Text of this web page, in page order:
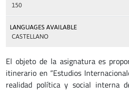
150
LANGUAGES AVAILABLE
CASTELLANO
El objeto de la asignatura es
itinerario en “Estudios
realidad política y social interna